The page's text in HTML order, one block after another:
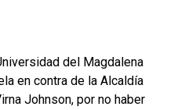
del Magdalena
en contra de la Alcaldía
Johnson, por no haber